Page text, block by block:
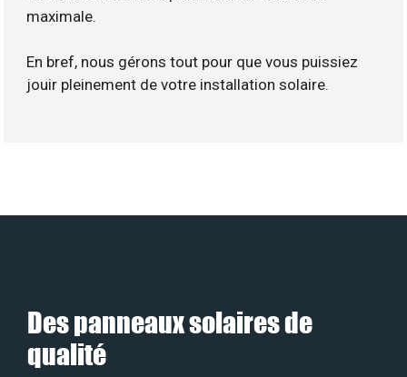
maximale.
En bref, nous gérons tout pour que vous puissiez
jouir pleinement de votre installation solaire.
Des panneaux solaires de
qualité